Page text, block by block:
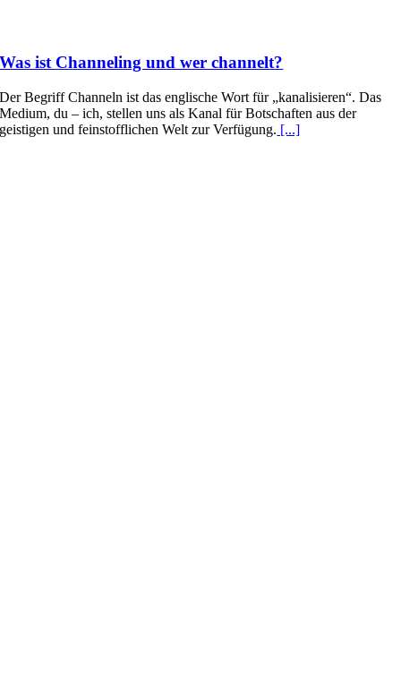
Was ist Channeling und wer channelt?
Der Begriff Channeln ist das englische Wort für „kanalisieren“. Das
Medium, du – ich, stellen uns als Kanal für Botschaften aus der
geistigen und feinstofflichen Welt zur Verfügung. [...]